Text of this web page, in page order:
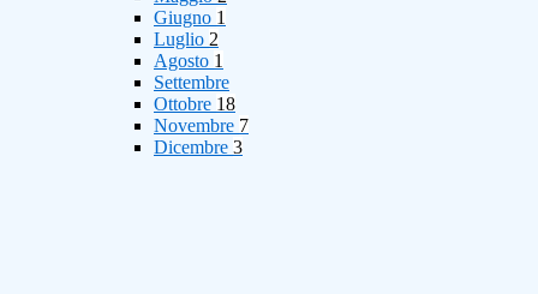
Giugno 1
Luglio 2
Agosto 1
Settembre
Ottobre 18
Novembre 7
Dicembre 3